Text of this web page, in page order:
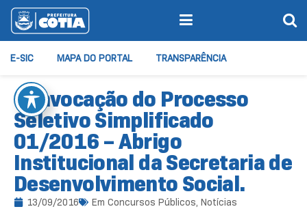
E-SIC MAPA DO PORTAL TRANSPARÊNCIA
Convocação do Processo
Seletivo Simplificado
01/2016 – Abrigo
Institucional da Secretaria de
Desenvolvimento Social.
13/09/2016 Em Concursos Públicos, Notícias